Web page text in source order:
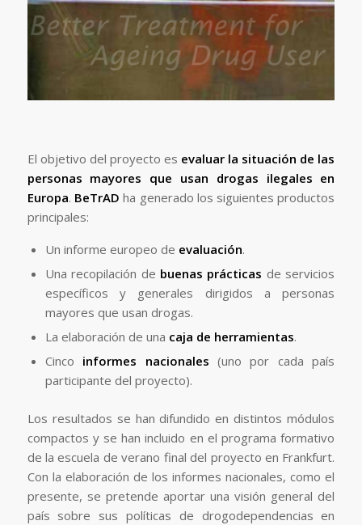
El objetivo del proyecto es evaluar la situación de las
personas mayores que usan drogas ilegales en
Europa. BeTrAD ha generado los siguientes productos
principales:
Un informe europeo de evaluación.
Una recopilación de buenas prácticas de servicios
específicos y generales dirigidos a personas
mayores que usan drogas.
La elaboración de una caja de herramientas.
Cinco informes nacionales (uno por cada país
participante del proyecto).
Los resultados se han difundido en distintos módulos
compactos y se han incluido en el programa formativo
de la escuela de verano final del proyecto en Frankfurt.
Con la elaboración de los informes nacionales, como el
presente, se pretende aportar una visión general del
país sobre sus políticas de drogodependencias en